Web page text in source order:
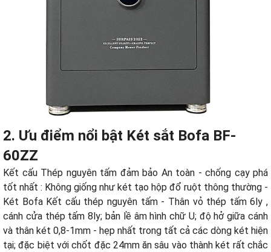
2. Ưu điểm nổi bật Két sắt Bofa BF-
60ZZ
Kết cấu Thép nguyên tấm đảm bảo An toàn - chống cạy phá
tốt nhất : Không giống như két tạo hộp đổ ruột thông thường -
Két Bofa Kết cấu thép nguyên tấm - Thân vỏ thép tấm 6ly ,
cánh cửa thép tấm 8ly; bản lề âm hình chữ U; độ hở giữa cánh
và thân két 0,8-1mm - hẹp nhất trong tất cả các dòng két hiện
tại; đặc biệt với chốt đặc 24mm ăn sâu vào thành két rất chắc